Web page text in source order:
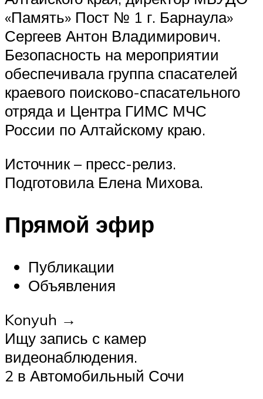
«Память» Пост № 1 г. Барнаула»
Сергеев Антон Владимирович.
Безопасность на мероприятии
обеспечивала группа спасателей
краевого поисково-спасательного
отряда и Центра ГИМС МЧС
России по Алтайскому краю.
Источник – пресс-релиз.
Подготовила Елена Михова.
Прямой эфир
Публикации
Объявления
Konyuh →
Ищу запись с камер
видеонаблюдения.
2 в Автомобильный Сочи